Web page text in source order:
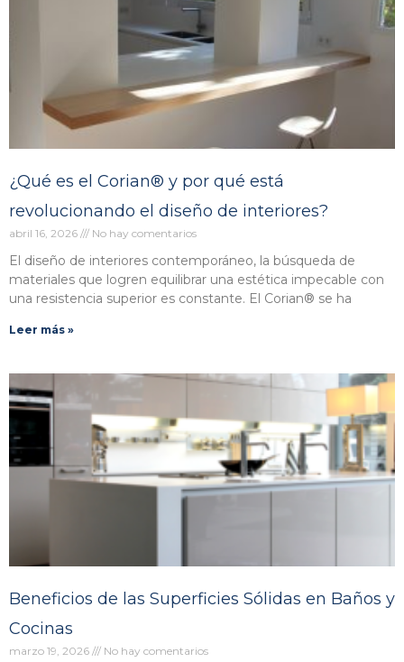
¿Qué es el Corian® y por qué está
revolucionando el diseño de interiores?
abril 16, 2026 No hay comentarios
El diseño de interiores contemporáneo, la búsqueda de
materiales que logren equilibrar una estética impecable con
una resistencia superior es constante. El Corian® se ha
Leer más »
Beneficios de las Superficies Sólidas en Baños y
Cocinas
marzo 19, 2026 No hay comentarios